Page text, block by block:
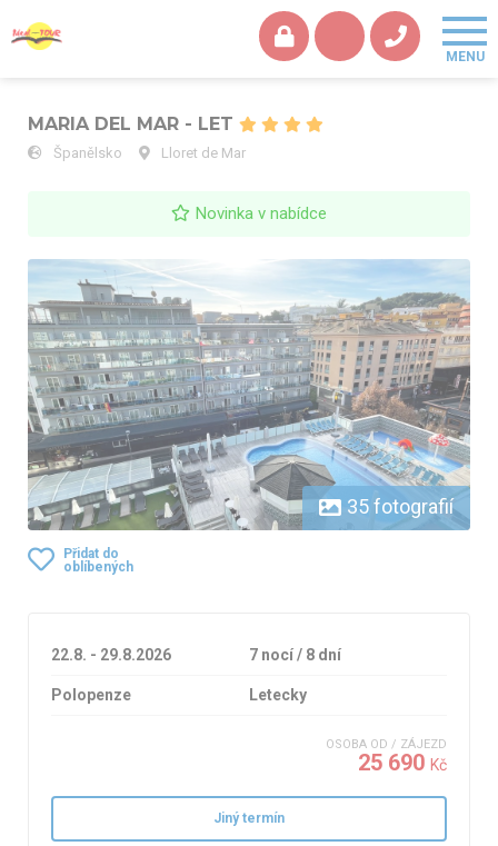
MARIA DEL MAR - LET
Španělsko Lloret de Mar
Novinka v nabídce
MARIA DEL MAR - LET - výhled, bazén
35 fotografií
Přidat do
oblíbených
22.8. - 29.8.2026 7 nocí / 8 dní
Polopenze Letecky
OSOBA OD / ZÁJEZD
25 690 Kč
Jiný termín